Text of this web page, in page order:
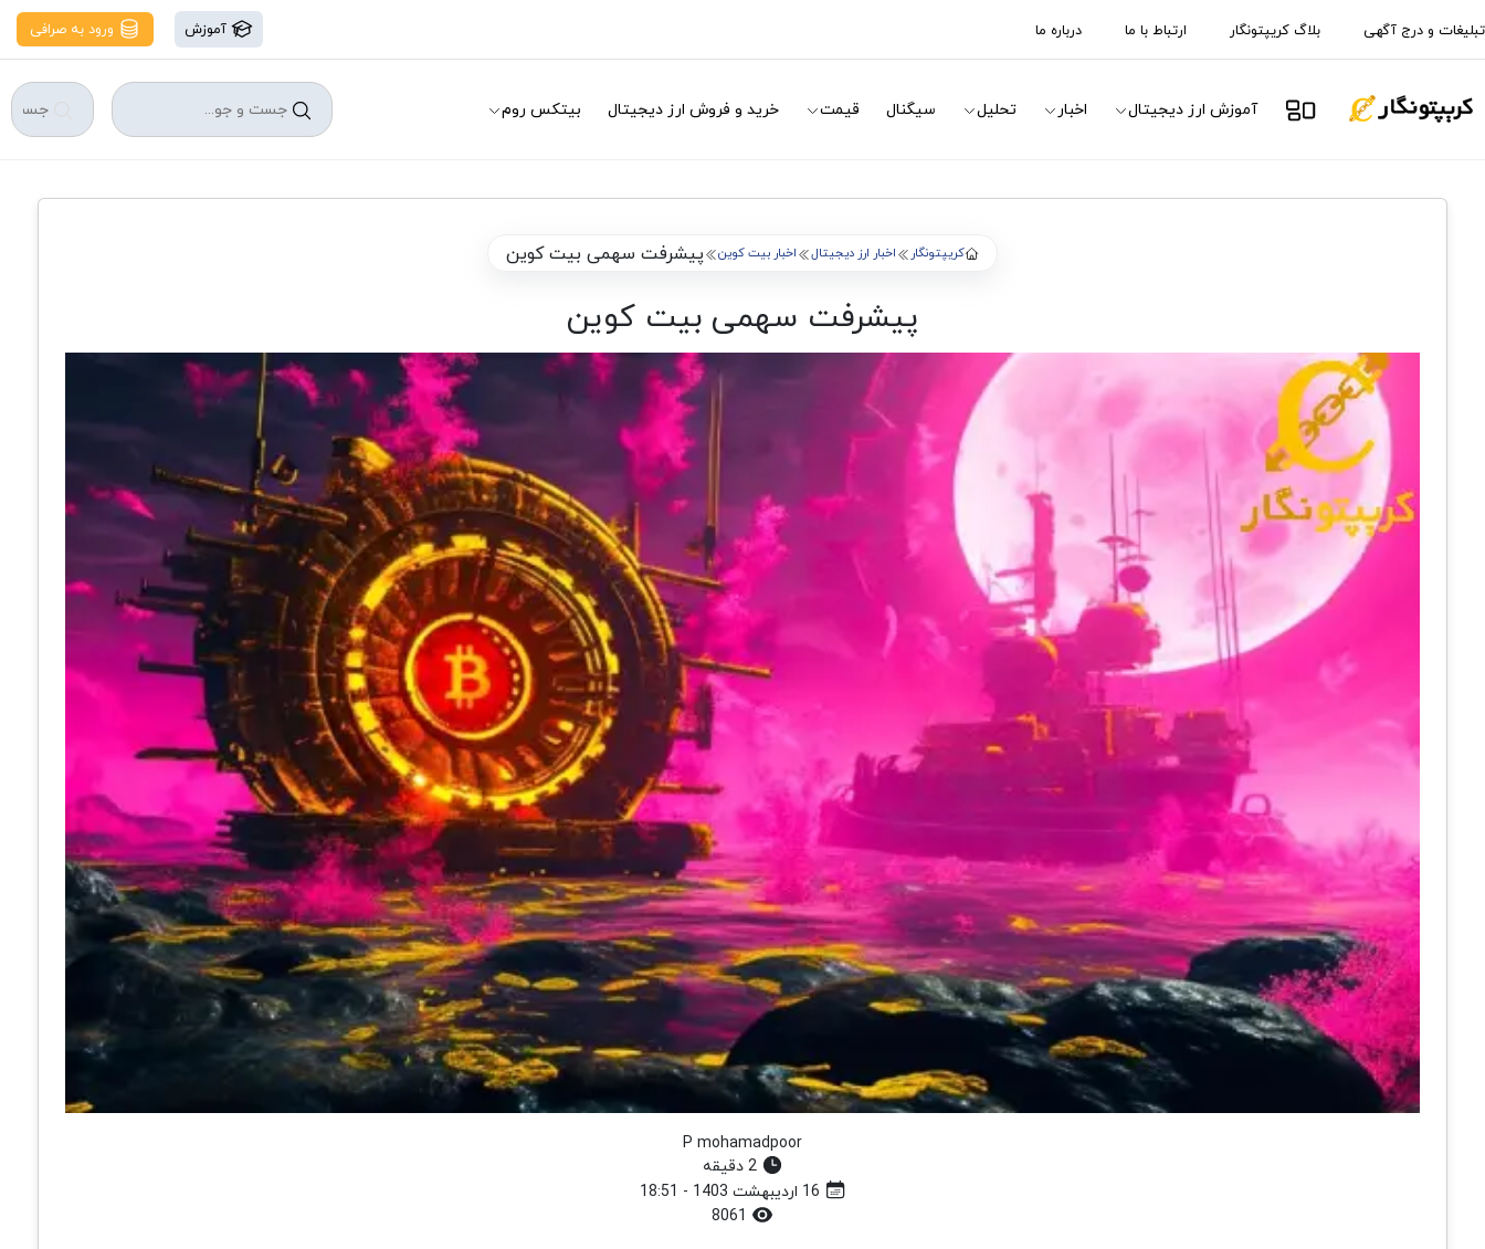
تبلیغات و درج آگهی بلاگ کریپتونگار ارتباط با ما درباره ما آموزش ورود به صرافی
آموزش ارز دیجیتال اخبار تحلیل سیگنال قیمت خرید و فروش ارز دیجیتال بیتکس روم
کریپتونگار اخبار ارز دیجیتال اخبار بیت کوین پیشرفت سهمی بیت کوین
پیشرفت سهمی بیت کوین
P mohamadpoor
2 دقیقه